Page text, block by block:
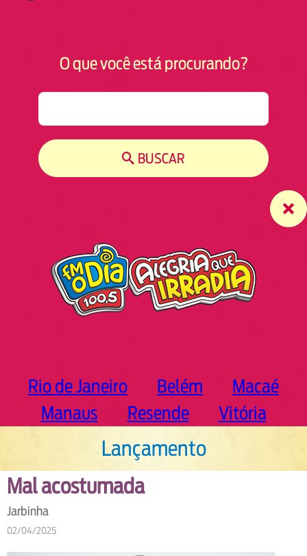
O que você está procurando?
BUSCAR
Rio de Janeiro Belém
Macaé
Manaus
Resende Vitória
Lançamento
Mal acostumada
Jarbinha
02/04/2025